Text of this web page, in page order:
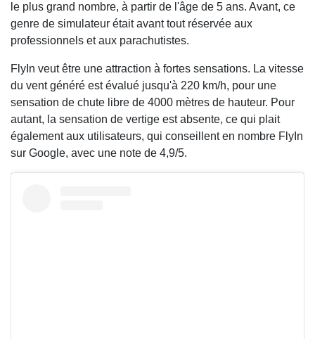
le plus grand nombre, à partir de l'âge de 5 ans. Avant, ce
genre de simulateur était avant tout réservée aux
professionnels et aux parachutistes.
FlyIn veut être une attraction à fortes sensations. La vitesse
du vent généré est évalué jusqu'à 220 km/h, pour une
sensation de chute libre de 4000 mètres de hauteur. Pour
autant, la sensation de vertige est absente, ce qui plait
également aux utilisateurs, qui conseillent en nombre FlyIn
sur Google, avec une note de 4,9/5.